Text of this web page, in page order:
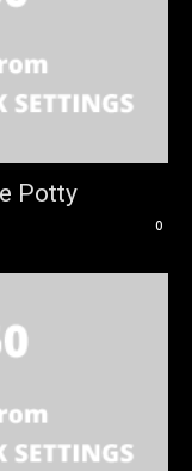
Potty
0